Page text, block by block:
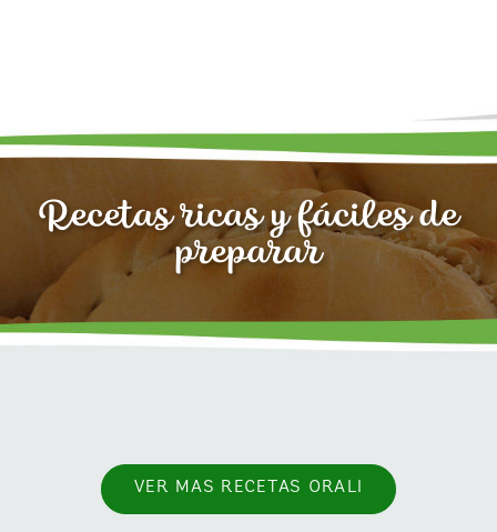
Recetas ricas y fáciles de
preparar
VER MAS RECETAS ORALI